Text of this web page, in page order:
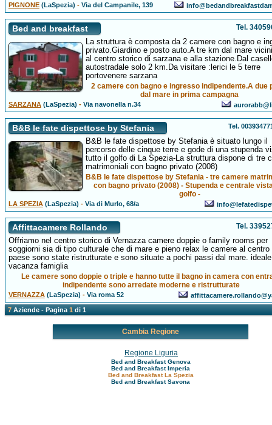
PIGNONE(LaSpezia) -Via del Campanile, 139
Bed and breakfast Tel.
La struttura è composta da 2 camere con bagno e
privato.Giardino e posto auto.A tre km dal mare
al centro storico di sarzana e alla stazione.Dal
autostradale solo 2 km.Da visitare :lerici le 5 terre
portovenere sarzana
2 camere con bagno e ingresso indipendente.A due
dal mare in prima campagna
SARZANA(LaSpezia) -Via navonella n.34
B&B le fate dispettose by Stefania Tel.
B&B le fate dispettose by Stefania è situato lungo il
percorso delle cinque terre e gode di una stupenda
tutto il golfo di La Spezia-La struttura dispone di tre
matrimoniali con bagno privato (2008)
B&B le fate dispettose by Stefania - tre camere
con bagno privato (2008) - Stupenda e centrale
golfo -
LA SPEZIA(LaSpezia) -Via di Murlo, 68/a
Affittacamere Rollando Tel.
Offriamo nel centro storico di Vernazza camere doppie o family rooms per
soggiorni sia di tipo culturale che di mare e pieno relax le camere al centro
paese sono state ristrutturate e sono situate a pochi passi dal mare.
vacanza famiglia
Le camere sono doppie o triple e hanno tutte il bagno in camera con
indipendente sono arredate moderne e ristrutturate
VERNAZZA(LaSpezia) -Via roma 52
7Aziende - Pagina1di 1
Cambia Regione
Regione Liguria
Bed and Breakfast Genova
Bed and Breakfast Imperia
Bed and Breakfast La Spezia
Bed and Breakfast Savona